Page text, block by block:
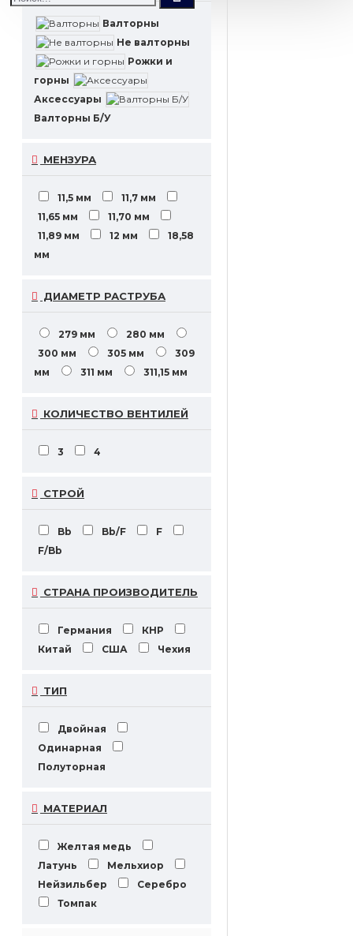
Валторны
Не валторны
Рожки и
горны
Аксессуары
Валторны Б/У
МЕНЗУРА
11,5 мм
11,7 мм
11,65 мм
11,70 мм
11,89 мм
12 мм
18,58
мм
ДИАМЕТР РАСТРУБА
279 мм
280 мм
300 мм
305 мм
309
мм
311 мм 311,15 мм
КОЛИЧЕСТВО ВЕНТИЛЕЙ
3 4
СТРОЙ
Bb Bb/F
F
F/Bb
СТРАНА ПРОИЗВОДИТЕЛЬ
Германия
КНР
Китай
США Чехия
ТИП
Двойная
Одинарная
Полуторная
МАТЕРИАЛ
Желтая медь
Латунь
Мельхиор
Нейзильбер
Серебро
Томпак